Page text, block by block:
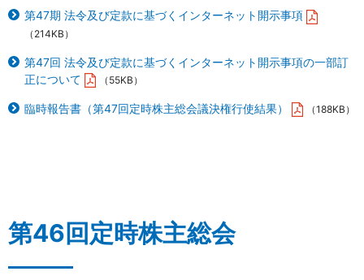
第47期 法令及び定款に基づくインターネット開示事項
（214KB）
第47回 法令及び定款に基づくインターネット開示事項の一部訂
正について
（55KB）
臨時報告書（第47回定時株主総会議決権行使結果） （188KB）
第46回定時株主総会